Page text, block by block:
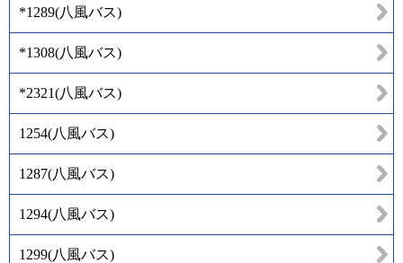
*1289(八風バス)
*1308(八風バス)
*2321(八風バス)
1254(八風バス)
1287(八風バス)
1294(八風バス)
1299(八風バス)